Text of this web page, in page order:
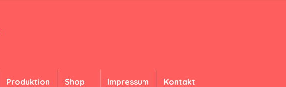
Produktion Shop Impressum Kontakt